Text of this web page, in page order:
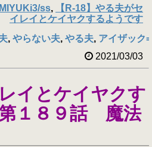
ss,
【R-18】やる夫がセ
イレイとケイヤクするようです
, やらない夫, やる夫, アイザック
2021/03/03
イとケイヤクす
１８９話 魔法